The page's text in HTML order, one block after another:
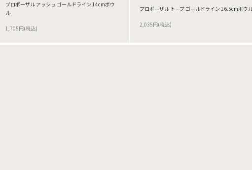
プロポーザル アッシュ ゴールドライン 14cmボウ
ル
1,705円(税込)
プロポーザル トープ ゴールドライン 16.5cmボウ
2,035円(税込)